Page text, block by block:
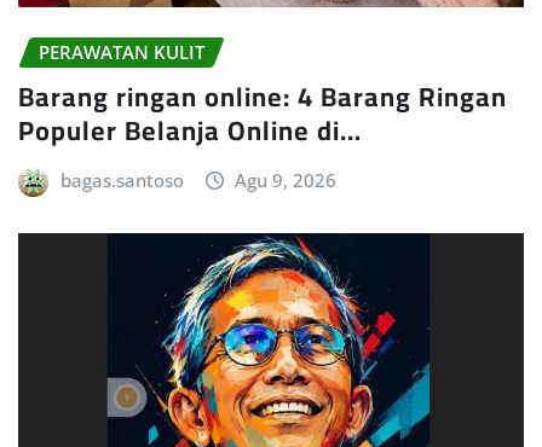
PERAWATAN KULIT
Barang ringan online: 4 Barang Ringan
Populer Belanja Online di…
bagas.santoso Agu 9, 2026